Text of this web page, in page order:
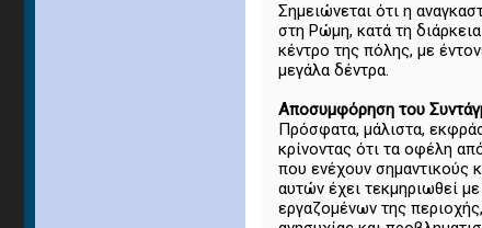
Σημειώνεται ότι η
στη Ρώμη, κατά τη
κέντρο της πόλης, με
μεγάλα δέντρα.
Αποσυμφόρηση του
Πρόσφατα, μάλιστα,
κρίνοντας ότι τα οφέλη
που ενέχουν σημαντικούς
αυτών έχει τεκμηριωθεί
εργαζομένων της